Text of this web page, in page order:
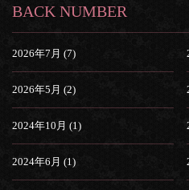
BACK NUMBER
2026年7月 (7)
2026年5月 (2)
2024年10月 (1)
2024年6月 (1)